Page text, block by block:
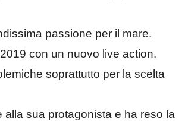
passione per il mare.
con un nuovo live action.
soprattutto per la scelta
alla sua protagonista e ha reso la